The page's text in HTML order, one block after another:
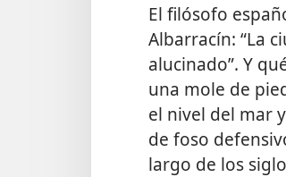
El filósofo
Albarracín: “La
alucinado”. Y
una mole de
el nivel del mar
de foso
largo de los